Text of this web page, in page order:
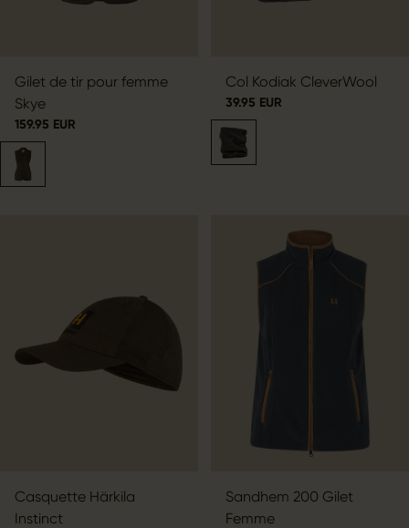
Gilet de tir pour femme
Skye
159.95 EUR
Col Kodiak CleverWool
39.95 EUR
Casquette Härkila
Instinct
Sandhem 200 Gilet
Femme